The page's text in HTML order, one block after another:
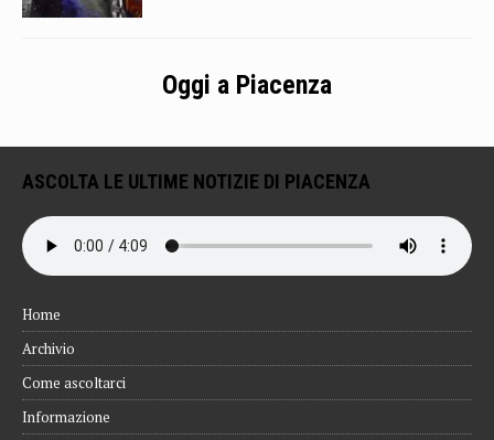
Oggi a Piacenza
ASCOLTA LE ULTIME NOTIZIE DI PIACENZA
Home
Archivio
Come ascoltarci
Informazione